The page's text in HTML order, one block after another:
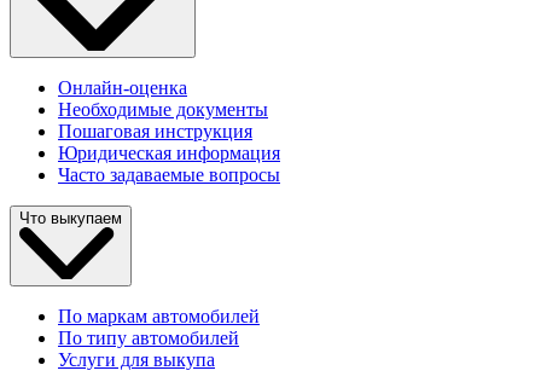
Онлайн-оценка
Необходимые документы
Пошаговая инструкция
Юридическая информация
Часто задаваемые вопросы
Что выкупаем
По маркам автомобилей
По типу автомобилей
Услуги для выкупа